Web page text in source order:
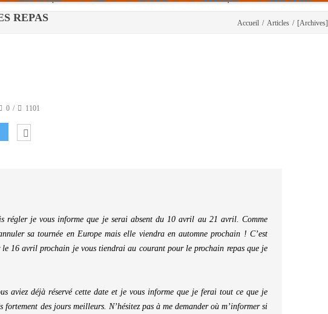
REPAS
Accueil / Articles / [Archives]
0 1101
régler je vous informe que je serai absent du 10 avril au 21 avril. Comme
sa tournée en Europe mais elle viendra en automne prochain ! C’est
16 avril prochain je vous tiendrai au courant pour le prochain repas que je
aviez déjà réservé cette date et je vous informe que je ferai tout ce que je
des jours meilleurs. N’hésitez pas à me demander où m’informer si